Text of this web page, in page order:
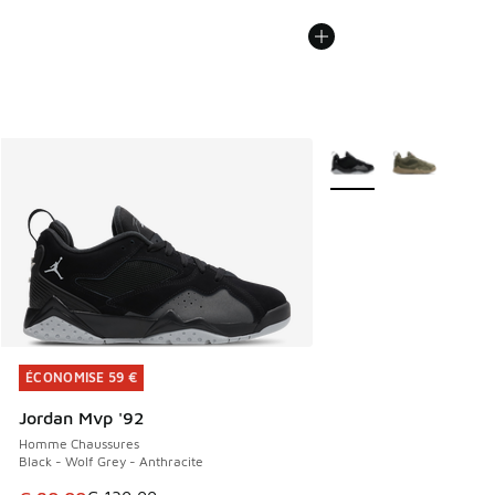
ÉCONOMISE 59 €
Jordan Mvp '92
Homme Chaussures
Black - Wolf Grey - Anthracite
ÉCONOMISE 59 €
Plus de couleurs